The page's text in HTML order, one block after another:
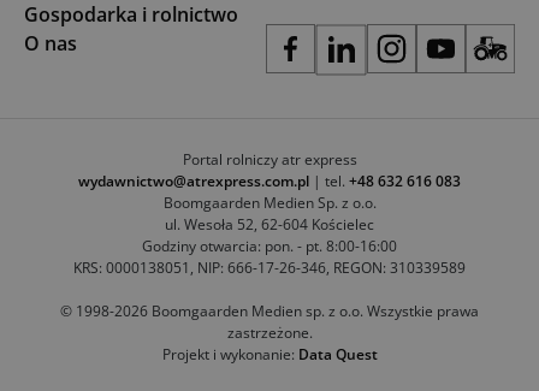
Gospodarka i rolnictwo
O nas
Portal rolniczy atr express
wydawnictwo@atrexpress.com.pl | tel. +48 632 616 083
Boomgaarden Medien Sp. z o.o.
ul. Wesoła 52, 62-604 Kościelec
Godziny otwarcia: pon. - pt. 8:00-16:00
KRS: 0000138051, NIP: 666-17-26-346, REGON: 310339589
© 1998-2026 Boomgaarden Medien sp. z o.o. Wszystkie prawa
zastrzeżone.
Projekt i wykonanie: Data Quest